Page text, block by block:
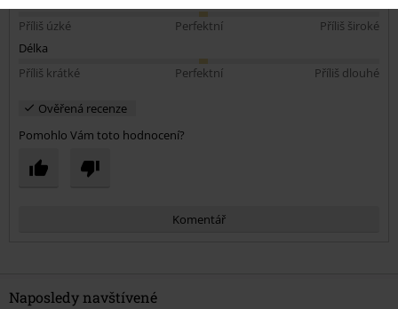
Příliš úzké
Perfektní
Příliš široké
Délka
Příliš krátké
Perfektní Příliš dlouhé
Ověřená recenze
Pomohlo Vám toto hodnocení?
Komentář
Naposledy navštívené